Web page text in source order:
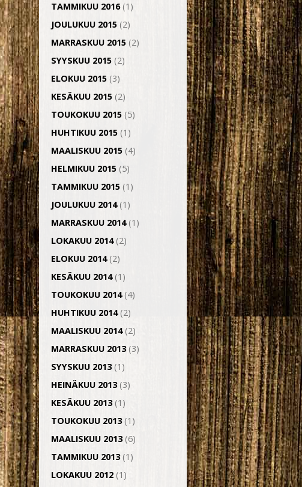
TAMMIKUU 2016(1)
JOULUKUU 2015 (2)
MARRASKUU 2015 (2)
SYYSKUU 2015 (2)
ELOKUU 2015 (3)
KESÄKUU 2015 (2)
TOUKOKUU 2015 (5)
HUHTIKUU 2015 (1)
MAALISKUU 2015 (4)
HELMIKUU 2015 (5)
TAMMIKUU 2015 (1)
JOULUKUU 2014(1)
MARRASKUU 2014(1)
LOKAKUU 2014(2)
ELOKUU 2014(2)
KESÄKUU 2014(1)
TOUKOKUU 2014(4)
HUHTIKUU 2014(2)
MAALISKUU 2014(2)
MARRASKUU 2013(3)
SYYSKUU 2013(1)
HEINÄKUU 2013(3)
KESÄKUU 2013(1)
TOUKOKUU 2013(1)
MAALISKUU 2013(6)
TAMMIKUU 2013(1)
LOKAKUU 2012 (1)